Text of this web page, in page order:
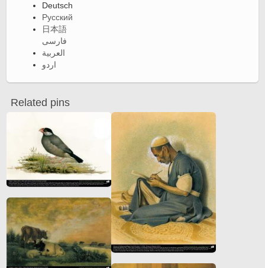
Deutsch
Русский
日本語
فارسی
العربية
اردو
Related pins